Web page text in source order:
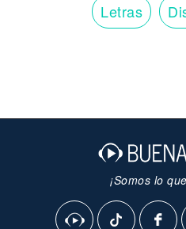
Letras
¡Somos lo